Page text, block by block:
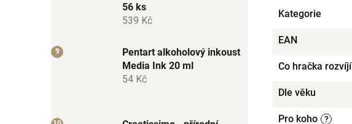
56 ks
539 Kč
Pentart alkoholový inkoust
Media Ink 20 ml
54 Kč
Kategorie
EAN
Co hračka rozvíjí
Dle věku
?
Pro koho